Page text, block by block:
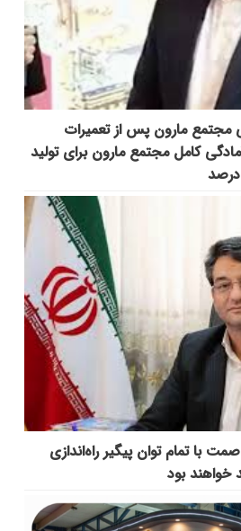
مجتمع مارون پس از تعمیرات
کامل مجتمع مارون برای تولید
با تمام توان پیگیر راه‌اندازی
خواهند بود